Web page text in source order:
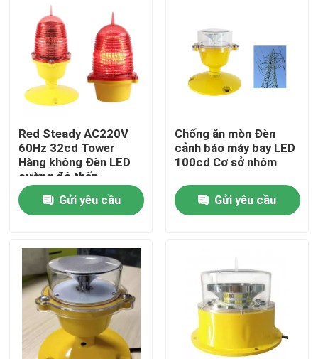
Về chúng tôi
Tham quan nhà máy
Kiểm soát chất lượng
Liên hệ chúng tôi
Yêu cầu báo giá
Đèn cản hàng không
Đèn cản năng lượng mặt trời
Đèn cản máy bay
Red Steady AC220V
60Hz 32cd Tower
Hàng không Đèn LED
cường độ thấp
Gửi yêu cầu
Chống ăn mòn Đèn
cảnh báo máy bay LED
100cd Cơ sở nhôm
Gửi yêu cầu